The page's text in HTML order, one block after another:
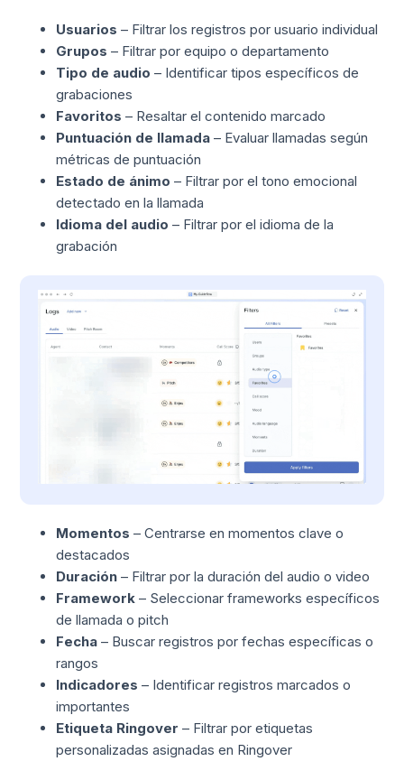
Usuarios – Filtrar los registros por usuario individual
Grupos – Filtrar por equipo o departamento
Tipo de audio – Identificar tipos específicos de
grabaciones
Favoritos – Resaltar el contenido marcado
Puntuación de llamada – Evaluar llamadas según
métricas de puntuación
Estado de ánimo – Filtrar por el tono emocional
detectado en la llamada
Idioma del audio – Filtrar por el idioma de la
grabación
Momentos – Centrarse en momentos clave o
destacados
Duración – Filtrar por la duración del audio o video
Framework – Seleccionar frameworks específicos
de llamada o pitch
Fecha – Buscar registros por fechas específicas o
rangos
Indicadores – Identificar registros marcados o
importantes
Etiqueta Ringover – Filtrar por etiquetas
personalizadas asignadas en Ringover